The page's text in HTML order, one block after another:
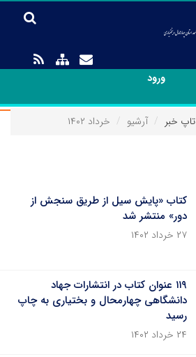
ورود
تاپ خبر آرشیو خرداد ۱۴۰۲
کتاب «پایش سیل از طریق سنجش از
دور» منتشر شد
۲۷ خرداد ۱۴۰۲
۱۱۹ عنوان کتاب در انتشارات جهاد
دانشگاهی چهارمحال و بختیاری به چاپ
رسید
۲۴ خرداد ۱۴۰۲